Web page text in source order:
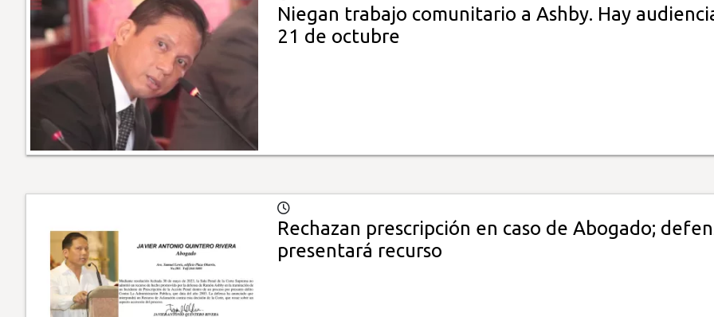
Niegan trabajo comunitario a Ashby. Hay
21 de octubre
Rechazan prescripción en caso de Abogado;
presentará recurso